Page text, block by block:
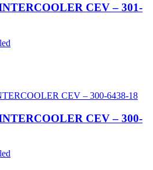
CEV – 301-
CEV – 300-